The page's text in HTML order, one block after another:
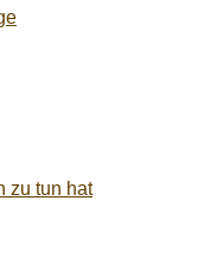
zu tun hat